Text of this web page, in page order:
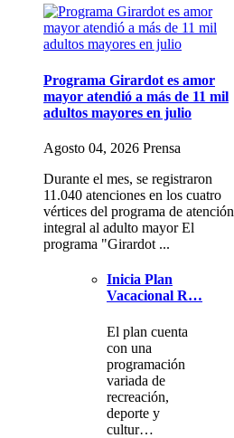
Programa Girardot es amor
mayor atendió a más de 11 mil
adultos mayores en julio
Agosto 04, 2026 Prensa
Durante el mes, se registraron
11.040 atenciones en los cuatro
vértices del programa de atención
integral al adulto mayor El
programa "Girardot ...
Inicia Plan
Vacacional R…
El plan cuenta
con una
programación
variada de
recreación,
deporte y
cultur…